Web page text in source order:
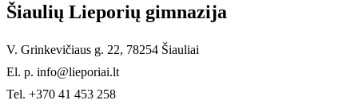
Šiaulių Lieporių gimnazija
V. Grinkevičiaus g. 22, 78254 Šiauliai
El. p. info@lieporiai.lt
Tel. +370 41 453 258